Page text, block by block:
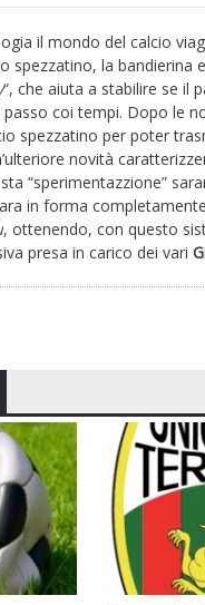
il mondo del calcio
spezzatino, la bandierina
“, che aiuta a stabilire se il
coi tempi. Dopo le
spezzatino per poter
novità
“sperimentazzione”
in forma
, ottenendo, con questo
presa in carico dei vari